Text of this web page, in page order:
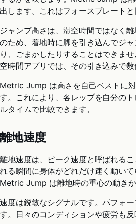
出します。これはフォースプレートと
ジャンプ高さは、滞空時間ではなく
のため、着地時に脚を引き込んでジ
り、ごまかしたりすることはできま
空時間アプリでは、その引き込みで数
Metric Jump は高さを自己ベストに
す。これにより、各レップを自分の
ルタイムで比較できます。
離地速度
離地速度は、ピーク速度と呼ばれる
れる瞬間に身体がどれだけ速く動いて
Metric Jump は離地時の重心の動きか
速度は鋭敏なシグナルです。パフォ
す。日々のコンディションや疲労も反